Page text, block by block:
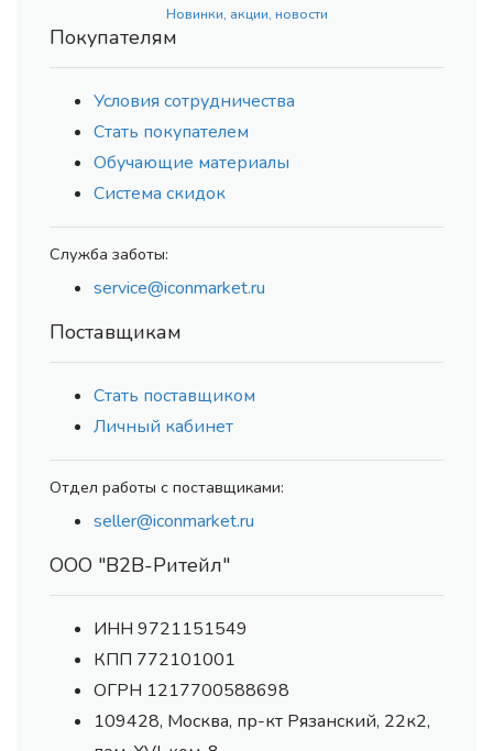
Новинки, акции, новости
Покупателям
Условия сотрудничества
Стать покупателем
Обучающие материалы
Система скидок
Служба заботы:
service@iconmarket.ru
Поставщикам
Стать поставщиком
Личный кабинет
Отдел работы с поставщиками:
seller@iconmarket.ru
ООО "В2В-Ритейл"
ИНН 9721151549
КПП 772101001
ОГРН 1217700588698
109428, Москва, пр-кт Рязанский, 22к2,